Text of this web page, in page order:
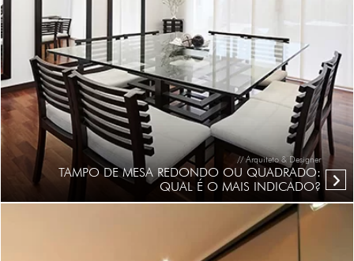
// Arquiteto & Designer
TAMPO DE MESA REDONDO OU QUADRADO:
QUAL É O MAIS INDICADO?